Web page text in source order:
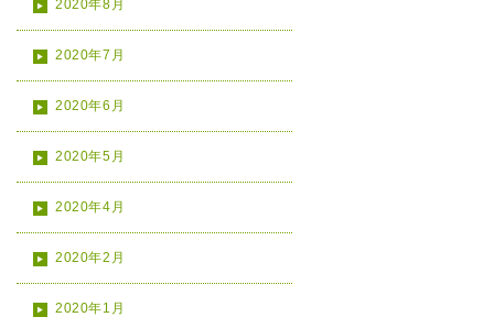
2020年8月
2020年7月
2020年6月
2020年5月
2020年4月
2020年2月
2020年1月